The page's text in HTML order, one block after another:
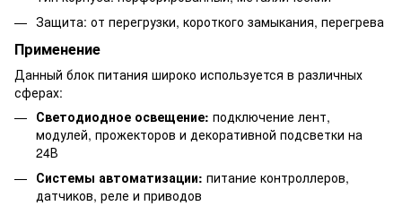
Защита: от перегрузки, короткого замыкания, перегрева
Применение
Данный блок питания широко используется в различных
сферах:
Светодиодное освещение: подключение лент,
модулей, прожекторов и декоративной подсветки на
24В
Системы автоматизации: питание контроллеров,
датчиков, реле и приводов